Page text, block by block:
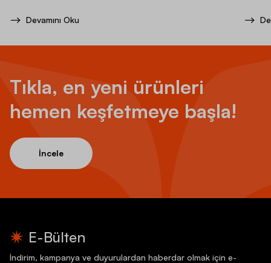
Devamını Oku
Tıkla, en yeni ürünleri
hemen keşfetmeye başla!
İncele
E-Bülten
İndirim, kampanya ve duyurulardan haberdar olmak için e-